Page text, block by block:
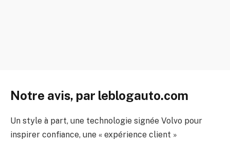
Notre avis, par leblogauto.com
Un style à part, une technologie signée Volvo pour
inspirer confiance, une « expérience client »